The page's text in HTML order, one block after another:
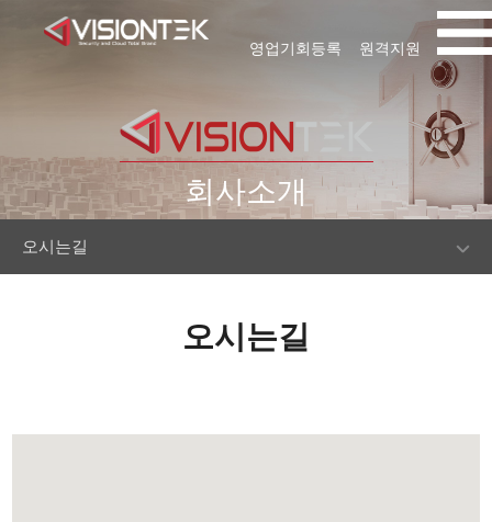
원격지원
영업기회등록
회사소개
오시는길
오시는길